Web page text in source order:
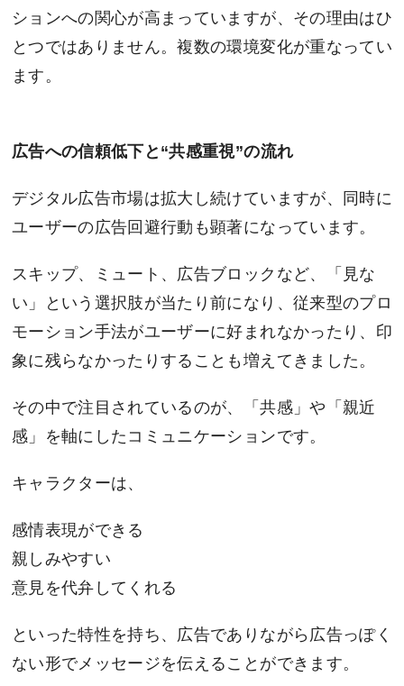
ションへの関心が高まっていますが、その理由はひ
とつではありません。複数の環境変化が重なってい
ます。
広告への信頼低下と“共感重視”の流れ
デジタル広告市場は拡大し続けていますが、同時に
ユーザーの広告回避行動も顕著になっています。
スキップ、ミュート、広告ブロックなど、「見な
い」という選択肢が当たり前になり、従来型のプロ
モーション手法がユーザーに好まれなかったり、印
象に残らなかったりすることも増えてきました。
その中で注目されているのが、「共感」や「親近
感」を軸にしたコミュニケーションです。
キャラクターは、
感情表現ができる
親しみやすい
意見を代弁してくれる
といった特性を持ち、広告でありながら広告っぽく
ない形でメッセージを伝えることができます。